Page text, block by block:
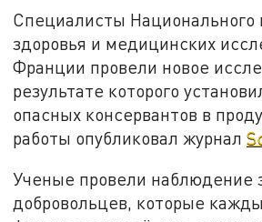
Специалисты Национального
здоровья и медицинских
Франции провели новое
результате которого
опасных консервантов в
работы опубликовал журнал
Ученые провели наблюдение
добровольцев, которые